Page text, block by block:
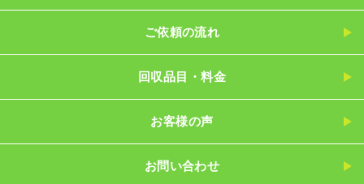
ご依頼の流れ
回収品目・料金
お客様の声
お問い合わせ